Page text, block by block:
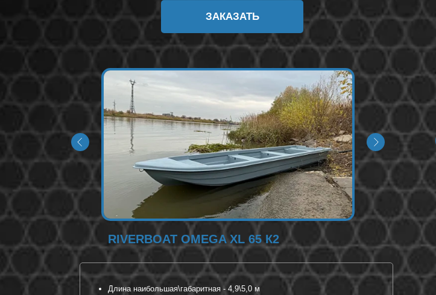
ЗАКАЗАТЬ
RIVERBOAT OMEGA XL 65 К2
Длина наибольшая\габаритная - 4,9\5,0 м